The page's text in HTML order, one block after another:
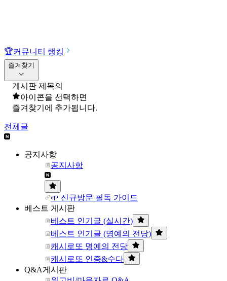
🏆커뮤니티 랭킹
즐겨찾기
게시판 제목의
아이콘을 선택하면
즐겨찾기에 추가됩니다.
전체글
공지사항
공지사항
🌱 신규방문 필독 가이드
베스트 게시판
베스트 인기글 (실시간)
베스트 인기글 (명예의 전당)
캐시로또 명예의 전당
캐시로또 인증&수다
Q&A게시판